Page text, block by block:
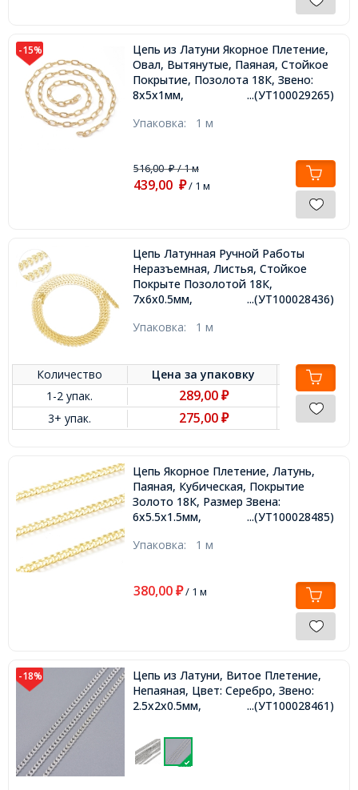
-15%
Цепь из Латуни Якорное Плетение,
Овал, Вытянутые, Паяная, Стойкое
Покрытие, Позолота 18К, Звено:
8х5х1мм,
...(УТ100029265)
Упаковка: 1 м
516,00₽/ 1 м
439,00 ₽/ 1 м
Цепь Латунная Ручной Работы
Неразъемная, Листья, Стойкое
Покрыте Позолотой 18К,
7х6х0.5мм,
...(УТ100028436)
Упаковка: 1 м
Количество Цена заупаковку
1-2 упак.
289,00 ₽
3+ упак. 275,00 ₽
Цепь Якорное Плетение, Латунь,
Паяная, Кубическая, Покрытие
Золото 18К, Размер Звена:
6х5.5х1.5мм,
...(УТ100028485)
Упаковка: 1 м
380,00 ₽/ 1 м
-18%
Цепь из Латуни, Витое Плетение,
Непаяная, Цвет: Серебро, Звено:
2.5х2х0.5мм,
...(УТ100028461)